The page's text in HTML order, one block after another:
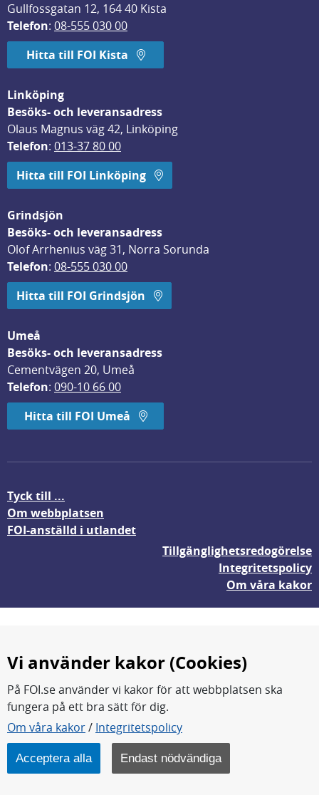
Gullfossgatan 12, 164 40 Kista
Telefon: 08-555 030 00
Hitta till FOI Kista
Linköping
Besöks- och leveransadress
Olaus Magnus väg 42, Linköping
Telefon: 013-37 80 00
Hitta till FOI Linköping
Grindsjön
Besöks- och leveransadress
Olof Arrhenius väg 31, Norra Sorunda
Telefon: 08-555 030 00
Hitta till FOI Grindsjön
Umeå
Besöks- och leveransadress
Cementvägen 20, Umeå
Telefon: 090-10 66 00
Hitta till FOI Umeå
Tyck till ...
Om webbplatsen
FOI-anställd i utlandet
Tillgänglighetsredogörelse
Integritetspolicy
Om våra kakor
FOI forskar för en säkrare värld.
FOI:s kärnverksamhet är forskning, metod- och
teknikutveckling samt analyser och studier.
Myndigheten ligger under Försvarsdepartementet.
Vi använder kakor (Cookies)
På FOI.se använder vi kakor för att webbplatsen ska
fungera på ett bra sätt för dig.
Om våra kakor/ Integritetspolicy
Acceptera alla Endast nödvändiga